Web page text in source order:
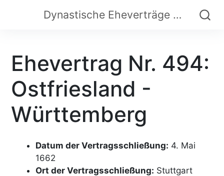
Dynastische Eheverträge der Frühen Neuzeit
Ehevertrag Nr. 494:
Ostfriesland -
Württemberg
Datum der Vertragsschließung: 4. Mai
1662
Ort der Vertragsschließung: Stuttgart